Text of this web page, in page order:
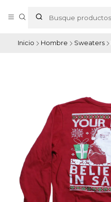
Inicio Hombre Sweaters